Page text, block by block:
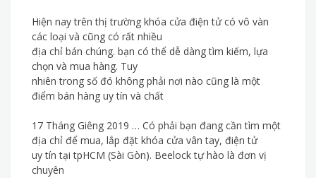
Hiện nay trên thị trường khóa cửa điện tử có vô vàn
các loại và cũng có rất nhiều
địa chỉ bán chúng. bạn có thể dễ dàng tìm kiếm, lựa
chọn và mua hàng. Tuy
nhiên trong số đó không phải nơi nào cũng là một
điểm bán hàng uy tín và chất
17 Tháng Giêng 2019 … Có phải bạn đang cần tìm một
địa chỉ để mua, lắp đặt khóa cửa vân tay, điện tử
uy tín tại tpHCM (Sài Gòn). Beelock tự hào là đơn vị
chuyên